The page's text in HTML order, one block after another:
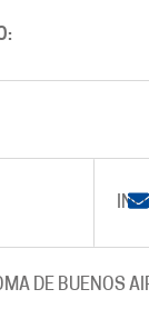
DE BUENOS